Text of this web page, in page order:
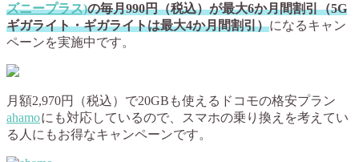
ズニープラス)の毎月990円（税込）が最大6か月間割引（5G
ギガライト・ギガライトは最大4か月間割引）になるキャン
ペーンを実施中です。
月額2,970円（税込）で20GBも使えるドコモの格安プラン
ahamoにも対応しているので、スマホの乗り換えを考えてい
る人にもお得なキャンペーンです。